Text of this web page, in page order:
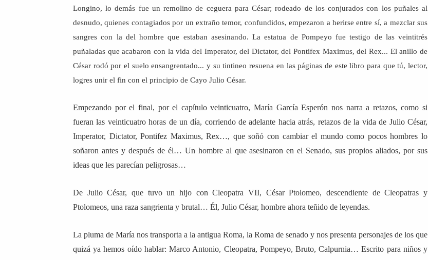
Longino, lo demás fue un remolino de ceguera para César; rodeado de los conjurados con los puñales al
desnudo, quienes contagiados por un extraño temor, confundidos, empezaron a herirse entre sí, a mezclar sus
sangres con la del hombre que estaban asesinando. La estatua de Pompeyo fue testigo de las veintitrés
puñaladas que acabaron con la vida del Imperator, del Dictator, del Pontifex Maximus, del Rex... El anillo de
César rodó por el suelo ensangrentado... y su tintineo resuena en las páginas de este libro para que tú, lector,
logres unir el fin con el principio de Cayo Julio César.
Empezando por el final, por el capítulo veinticuatro, María García Esperón nos narra a retazos, como si
fueran las veinticuatro horas de un día, corriendo de adelante hacia atrás, retazos de la vida de Julio César,
Imperator, Dictator, Pontifez Maximus, Rex…, que soñó con cambiar el mundo como pocos hombres lo
soñaron antes y después de él… Un hombre al que asesinaron en el Senado, sus propios aliados, por sus
ideas que les parecían peligrosas…
De Julio César, que tuvo un hijo con Cleopatra VII, César Ptolomeo, descendiente de Cleopatras y
Ptolomeos, una raza sangrienta y brutal… Él, Julio César, hombre ahora teñido de leyendas.
La pluma de María nos transporta a la antigua Roma, la Roma de senado y nos presenta personajes de los que
quizá ya hemos oído hablar: Marco Antonio, Cleopatra, Pompeyo, Bruto, Calpurnia… Escrito para niños y